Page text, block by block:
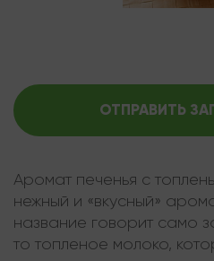
ОТПРАВИТЬ
Аромат печенья с
нежный и «вкусный»
название говорит само
то топленое молоко,